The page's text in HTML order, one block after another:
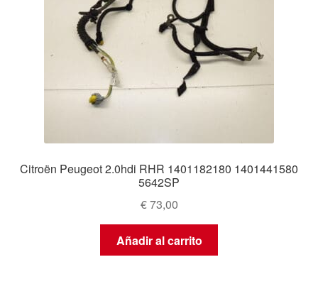
Citroën Peugeot 2.0hdi RHR 1401182180 1401441580
5642SP
€73,00
Añadir al carrito